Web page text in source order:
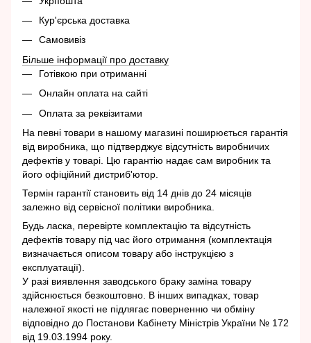
Кур'єрська доставка
Самовивіз
Більше інформації про доставку
Готівкою при отриманні
Онлайн оплата на сайті
Оплата за реквізитами
На певні товари в нашому магазині поширюється гарантія
від виробника, що підтверджує відсутність виробничих
дефектів у товарі. Цю гарантію надає сам виробник та
його офіційний дистриб'ютор.
Термін гарантії становить від 14 днів до 24 місяців
залежно від сервісної політики виробника.
Будь ласка, перевірте комплектацію та відсутність
дефектів товару під час його отримання (комплектація
визначається описом товару або інструкцією з
експлуатації).
У разі виявлення заводського браку заміна товару
здійснюється безкоштовно. В інших випадках, товар
належної якості не підлягає поверненню чи обміну
відповідно до Постанови Кабінету Міністрів України № 172
від 19.03.1994 року.